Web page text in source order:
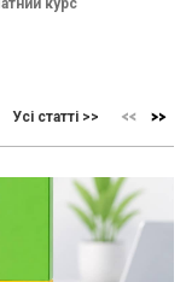
курс
Усі статті >>